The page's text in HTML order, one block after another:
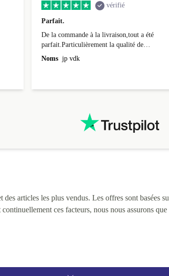
vérifié
Parfait.
De la commande à la livraison,tout a été
parfait.Particulièrement la qualité de
l'emballage.Matériel impeccable.Rien à
bien!.Egalement le délai de livraison qui était
Noms jp vdk
articles les plus vendus. Les offres sont basées
ces facteurs, nous nous assurons